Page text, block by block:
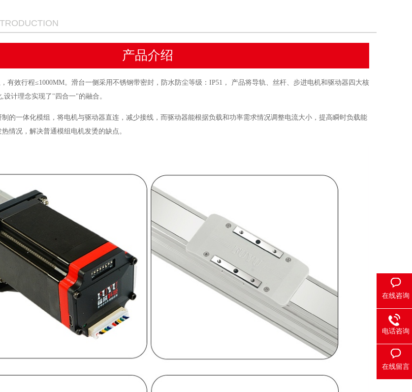
产品介绍
有效行程≤1000MM。滑台一侧采用不锈钢带密封，防水防尘等级：IP51 ，
产品将导轨、丝杆、步进电机和驱动器四大核
,设计理念实现了"四合一"的融合。
的一体化模组，将电机与驱动器直连，减少接线，而驱动器能根据负载和功率需求情况调整电流大小，提高瞬时负载能
情况，解决普通模组电机发烫的缺点。
在线咨询
电话咨询
在线留言